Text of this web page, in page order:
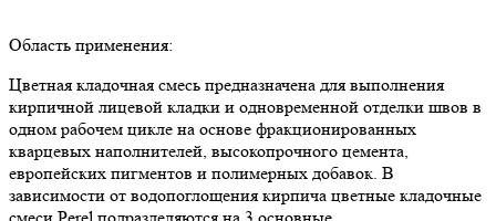
Область применения:
Цветная кладочная смесь предназначена для выполнения
кирпичной лицевой кладки и одновременной отделки швов в
одном рабочем цикле на основе фракционированных
кварцевых наполнителей, высокопрочного цемента,
европейских пигментов и полимерных добавок. В
зависимости от водопоглощения кирпича цветные кладочные